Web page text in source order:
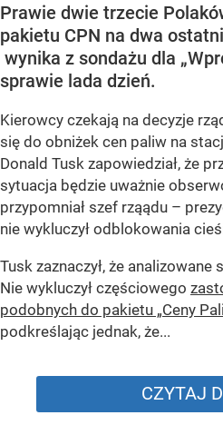
Prawie dwie trzecie
pakietu CPN na dwa
wynika z sondażu dla
sprawie lada dzień.
Kierowcy czekają na decyzje
się do obniżek cen paliw na
Donald Tusk zapowiedział, że
sytuacja będzie uważnie
przypomniał szef rząądu –
nie wykluczył odblokowania
Tusk zaznaczył, że
Nie wykluczył częściowego
podobnych do pakietu „Ceny
podkreślając jednak, że...
CZYTAJ